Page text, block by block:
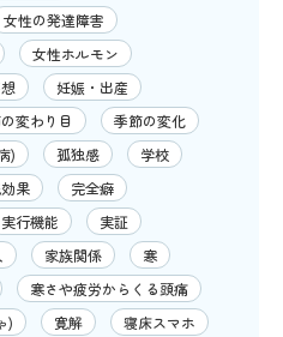
女性の発達障害
女性ホルモン
妊娠・出産
変わり目
季節の変化
)
孤独感
学校
果
完全癖
実行機能
実証
家族関係
寒
寒さや疲労からくる頭痛
) 寛解
寝床スマホ